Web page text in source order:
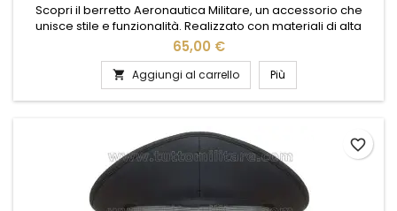
Scopri il berretto Aeronautica Militare, un accessorio che
unisce stile e funzionalità. Realizzato con materiali di alta
qualità, offre comfort e resistenza in ogni situazione. Il design
elegante, arricchito dal logo ufficiale, rende omaggio
all'eccellenza e alla tradizione dell'Aeronautica Militare
italiana. Perfetto per chi ama distinguersi con classe,...
65,00 €
 Aggiungi al carrello Più
favorite_border